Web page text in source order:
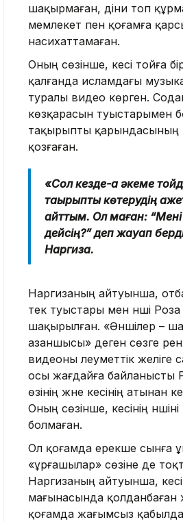
шақырмаған, діни топ
мемлекет пен қоғамға
насихаттамаған.
Оның сөзінше, әкесі тойға
қалғанда исламдағы
туралы видео көрген.
көзқарасын туыстарымен
тақырыпты қарындасының
қозғаған.
«Сол кезде-ақ әкеме
тақырыпты көтерудің
айттым. Ол маған:
дейсің?” деп жауап
Наргиза.
Наргизаның айтуынша,
тек туыстары мен әнші
шақырылған. «Әншілер –
азаншысы» деген сөзге
видеоны әлеуметтік желіге
осы жағдайға байланысты
өзінің және әкесінің атынан
Оның сөзінше, әкесінің
болмаған.
Ол қоғамда ерекше сынға
«ұрғашылар» сөзіне де
Наргизаның айтуынша,
мағынасында қолданбаған
қоғамда жағымсыз